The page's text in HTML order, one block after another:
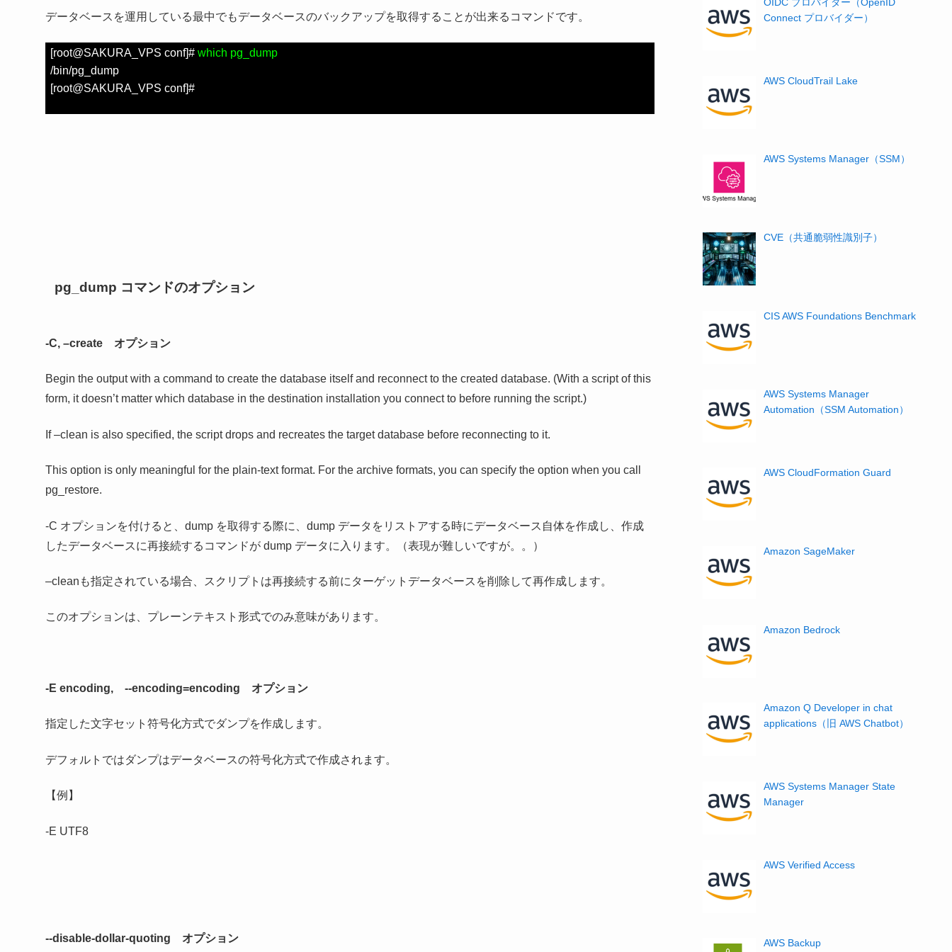
データベースを運用している最中でもデータベースのバックアップを取得することが出来るコマンドです。
[root@SAKURA_VPS conf]# which pg_dump
/bin/pg_dump
[root@SAKURA_VPS conf]#
pg_dump コマンドのオプション
-C, –create オプション
Begin the output with a command to create the database itself and reconnect to the created database. (With a script of this
form, it doesn’t matter which database in the destination installation you connect to before running the script.)
If –clean is also specified, the script drops and recreates the target database before reconnecting to it.
This option is only meaningful for the plain-text format. For the archive formats, you can specify the option when you call
pg_restore.
-C オプションを付けると、dump を取得する際に、dump データをリストアする時にデータベース自体を作成し、作成
したデータベースに再接続するコマンドが dump データに入ります。（表現が難しいですが。。）
–cleanも指定されている場合、スクリプトは再接続する前にターゲットデータベースを削除して再作成します。
このオプションは、プレーンテキスト形式でのみ意味があります。
-E encoding, --encoding=encoding オプション
指定した文字セット符号化方式でダンプを作成します。
デフォルトではダンプはデータベースの符号化方式で作成されます。
【例】
-E UTF8
--disable-dollar-quoting オプション
Connect プロバイダー）
AWS CloudTrail Lake
AWS Systems Manager（SSM）
CVE（共通脆弱性識別子）
CIS AWS Foundations Benchmark
AWS Systems Manager
Automation（SSM Automation）
AWS CloudFormation Guard
Amazon SageMaker
Amazon Bedrock
Amazon Q Developer in chat
applications（旧 AWS Chatbot）
AWS Systems Manager State
Manager
AWS Verified Access
AWS Backup